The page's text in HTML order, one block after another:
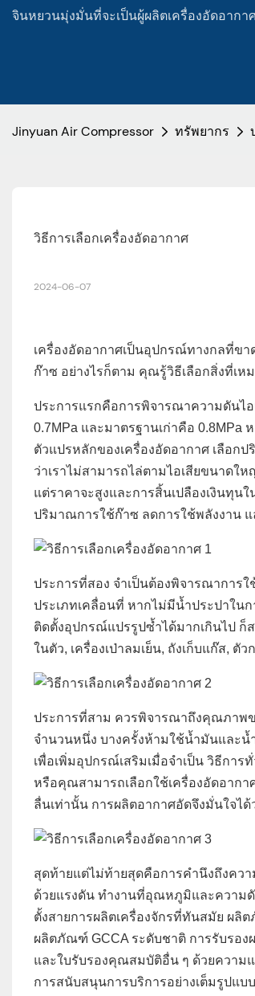
จินหยวนมุ่งมั่นที่จะเป็นผู้ผลิตเครื่องอัดอาก
Jinyuan Air Compressor ทรัพยากร
วิธีการเลือกเครื่องอัดอากาศ
2024-06-07
เครื่องอัดอากาศเป็นอุปกรณ์ทางกลที่ข
ก๊าซ อย่างไรก็ตาม คุณรู้วิธีเลือกสิ่งที่เ
ประการแรกคือการพิจารณาความดันไ
0.7MPa และมาตรฐานเก่าคือ 0.8MPa
ตัวแปรหลักของเครื่องอัดอากาศ เลือก
ว่าเราไม่สามารถไล่ตามไอเสียขนาดใ
แต่ราคาจะสูงและการสิ้นเปลืองเงินทุน
ปริมาณการใช้ก๊าซ ลดการใช้พลังงาน
ประการที่สอง จำเป็นต้องพิจารณาการ
ประเภทเคลื่อนที่ หากไม่มีน้ำประปาใน
ติดตั้งอุปกรณ์แปรรูปซ้ำได้มากเกินไป ก็
ในตัว, เครื่องเป่าลมเย็น, ถังเก็บแก๊ส,
ประการที่สาม ควรพิจารณาถึงคุณภาพ
จำนวนหนึ่ง บางครั้งห้ามใช้น้ำมันและน้
เพื่อเพิ่มอุปกรณ์เสริมเมื่อจำเป็น วิธีกา
หรือคุณสามารถเลือกใช้เครื่องอัดอากา
ลื่นเท่านั้น การผลิตอากาศอัดจึงมั่นใจไ
สุดท้ายแต่ไม่ท้ายสุดคือการคำนึงถึงคว
ด้วยแรงดัน ทำงานที่อุณหภูมิและความดั
ตั้งสายการผลิตเครื่องจักรที่ทันสมัย ​​ผ
ผลิตภัณฑ์ GCCA ระดับชาติ การรับรอ
และใบรับรองคุณสมบัติอื่น ๆ ด้วยควา
การสนับสนุนการบริการอย่างเต็มรูปแ